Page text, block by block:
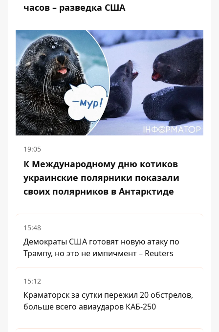
часов – разведка США
19:05
К Международному дню котиков
украинские полярники показали
своих полярников в Антарктиде
15:48
Демократы США готовят новую атаку по
Трампу, но это не импичмент – Reuters
15:12
Краматорск за сутки пережил 20 обстрелов,
больше всего авиаударов КАБ-250